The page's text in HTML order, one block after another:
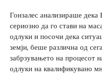
Гонзалес анализираше дека
сериозно да го стави на
одлуки и посочи дека
земји, беше различна од
забрзувањето на процесот
одлуки на квалификувано